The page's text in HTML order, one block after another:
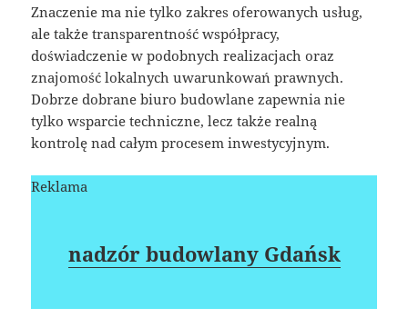
Znaczenie ma nie tylko zakres oferowanych usług,
ale także transparentność współpracy,
doświadczenie w podobnych realizacjach oraz
znajomość lokalnych uwarunkowań prawnych.
Dobrze dobrane biuro budowlane zapewnia nie
tylko wsparcie techniczne, lecz także realną
kontrolę nad całym procesem inwestycyjnym.
Reklama
nadzór budowlany Gdańsk